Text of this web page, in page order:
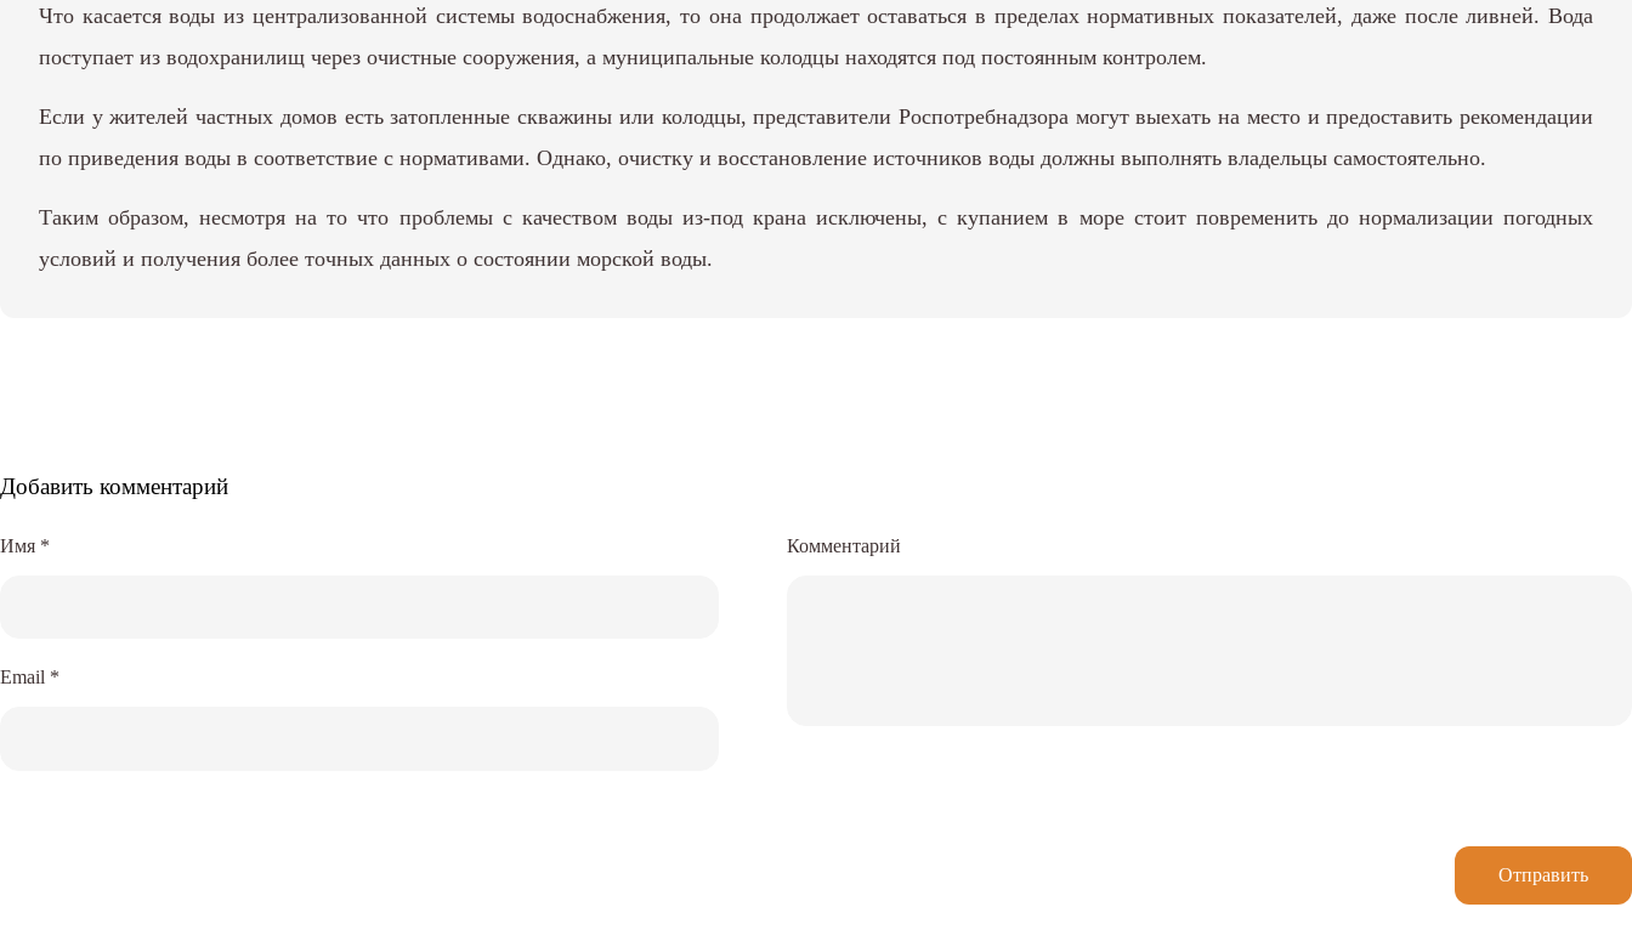
Что касается воды из централизованной системы водоснабжения, то она продолжает оставаться в пределах нормативных показателей, даже после ливней. Вода
поступает из водохранилищ через очистные сооружения, а муниципальные колодцы находятся под постоянным контролем.
Если у жителей частных домов есть затопленные скважины или колодцы, представители Роспотребнадзора могут выехать на место и предоставить рекомендации
по приведения воды в соответствие с нормативами. Однако, очистку и восстановление источников воды должны выполнять владельцы самостоятельно.
Таким образом, несмотря на то что проблемы с качеством воды из-под крана исключены, с купанием в море стоит повременить до нормализации погодных
условий и получения более точных данных о состоянии морской воды.
Добавить комментарий
Комментарий
Имя *
Email *
Отправить